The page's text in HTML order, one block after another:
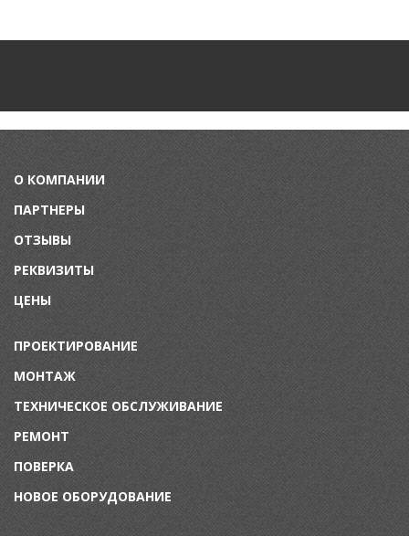
О КОМПАНИИ
ПАРТНЕРЫ
ОТЗЫВЫ
РЕКВИЗИТЫ
ЦЕНЫ
ПРОЕКТИРОВАНИЕ
МОНТАЖ
ТЕХНИЧЕСКОЕ ОБСЛУЖИВАНИЕ
РЕМОНТ
ПОВЕРКА
НОВОЕ ОБОРУДОВАНИЕ